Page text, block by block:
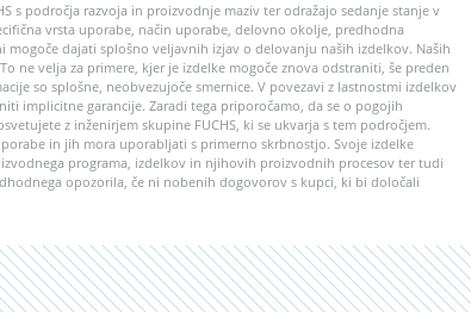
s področja razvoja in proizvodnje maziv ter odražajo sedanje stanje v
vrsta uporabe, način uporabe, delovno okolje, predhodna
dajati splošno veljavnih izjav o delovanju naših izdelkov. Naših
velja za primere, kjer je izdelke mogoče znova odstraniti, še preden
so splošne, neobvezujoče smernice. V povezavi z lastnostmi izdelkov
implicitne garancije. Zaradi tega priporočamo, da se o pogojih
z inženirjem skupine FUCHS, ki se ukvarja s tem področjem.
in jih mora uporabljati s primerno skrbnostjo. Svoje izdelke
programa, izdelkov in njihovih proizvodnih procesov ter tudi
opozorila, če ni nobenih dogovorov s kupci, ki bi določali